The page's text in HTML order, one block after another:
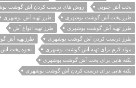
پخت آش جنوبی
روش های درست کردن آش گوشت
طرز پخت آش گوشت بوشهری
طرز تهیه آش بوشهری
طرز تهیه آش گوشت بوشهری
طرز تهیه انواع آش
طرز درست کردن آش گوشت بوشهری
طرزتهیه آش
مواد لازم برای تهیه آش گوشت بوشهری
نحوه پخت
نکته هایی برای پخت آش گوشت بوشهری
نکته هایی برای درست کردن آش گوشت بوشهری